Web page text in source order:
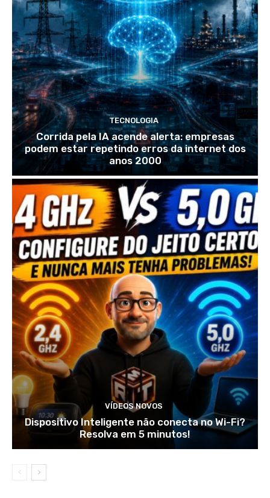
TECNOLOGIA
Corrida pela IA acende alerta: empresas
podem estar repetindo erros da internet dos
anos 2000
VÍDEOS NOVOS
Dispositivo Inteligente não conecta no Wi-Fi?
Resolva em 5 minutos!